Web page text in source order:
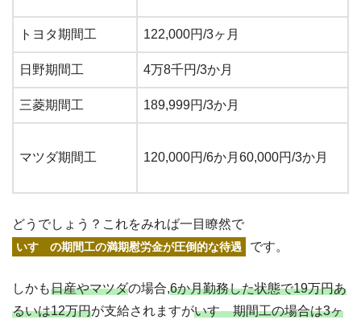
トヨタ期間工 122,000円/3ヶ月
日野期間工 4万8千円/3か月
三菱期間工 189,999円/3か月
マツダ期間工 120,000円/6か月60,000円/3か月
どうでしょう？これをみれば一目瞭然で
いすゞの期間工の満期慰労金が圧倒的な待遇 です。
しかも日産やマツダの場合,6か月勤務した状態で19万円あ
るいは12万円が支給されますがいすゞ期間工の場合は3ヶ